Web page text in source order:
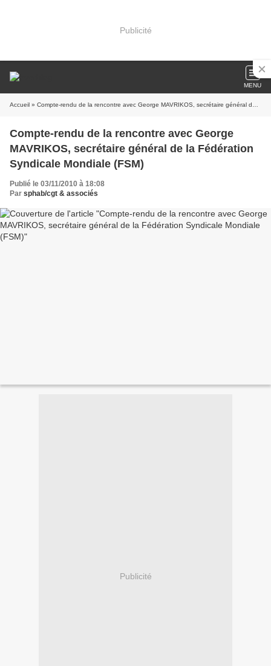
Publicité
MENU
Accueil » Compte-rendu de la rencontre avec George MAVRIKOS, secrétaire général de la Fédération Syndicale Mondiale (FSM)
Compte-rendu de la rencontre avec George
MAVRIKOS, secrétaire général de la Fédération
Syndicale Mondiale (FSM)
Publié le 03/11/2010 à 18:08
Par sphab/cgt & associés
Publicité